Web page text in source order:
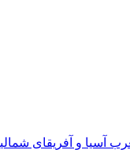
آسیا و آفریقای شمالی